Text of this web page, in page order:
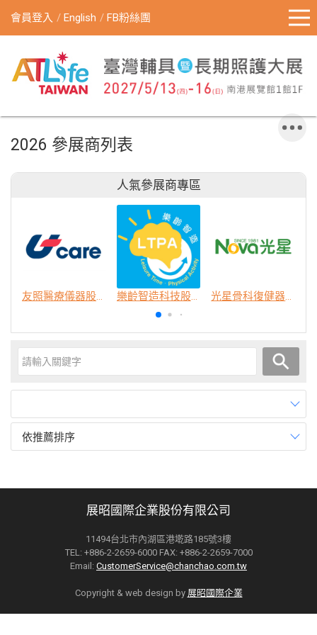
會員登入 English FB粉絲團
2026 參展商列表
人氣參展商專區
友照醫療儀器股份有限公司 樂齡智造科技股份有限公司 光星骨科復健器材股份有限公司
依推薦排序
展昭國際企業股份有限公司
11494台北市內湖區港墘路185號3樓
TEL: +886-2-2659-6000 FAX: +886-2-2659-7000
Email: CustomerService@chanchao.com.tw
Copyright & web design by 展昭國際企業